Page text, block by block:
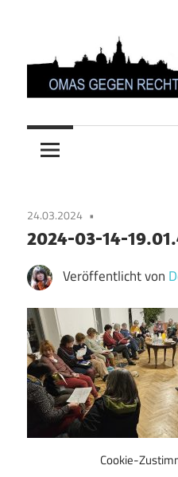
Cookie-
springen
OMAS
GEGEN
24.03.2024
2024-03-14-
Veröffentlicht von